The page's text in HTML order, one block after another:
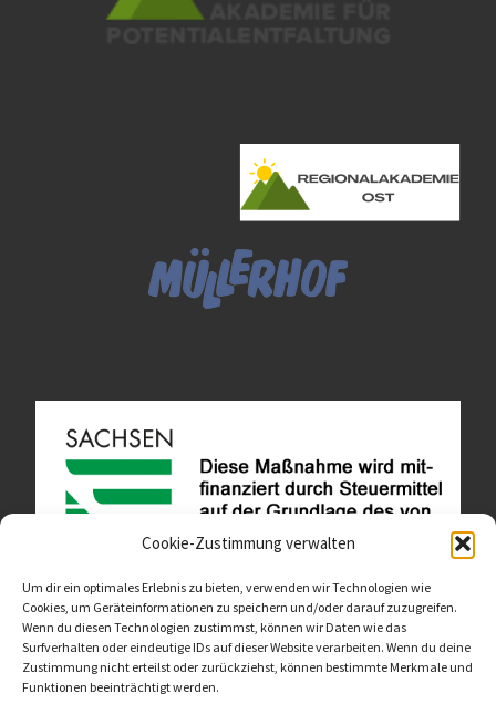
Cookie-Zustimmung verwalten
Um dir ein optimales Erlebnis zu bieten, verwenden wir Technologien wie
Cookies, um Geräteinformationen zu speichern und/oder darauf zuzugreifen.
Wenn du diesen Technologien zustimmst, können wir Daten wie das
Surfverhalten oder eindeutige IDs auf dieser Website verarbeiten. Wenn du deine
Zustimmung nicht erteilst oder zurückziehst, können bestimmte Merkmale und
Funktionen beeinträchtigt werden.
Diese Website ist als Teil des Projektes "Wachsen lassen
- Raum geben" entstanden.>>>